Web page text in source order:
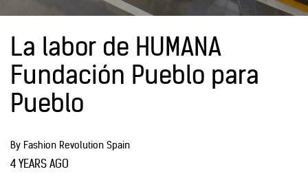
La labor de HUMANA
Fundación Pueblo para
Pueblo
By Fashion Revolution Spain
4 YEARS AGO